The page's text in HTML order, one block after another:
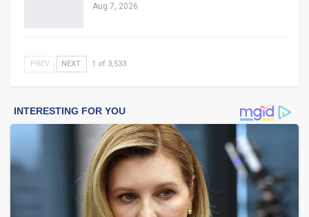
Aug 7, 2026
PREV NEXT 1 of 3,533